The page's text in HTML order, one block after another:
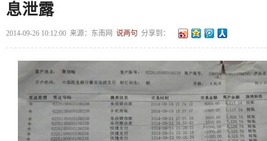
息泄露
2014-09-26 10:12:00 来源： 东南网 说两句 分享到：